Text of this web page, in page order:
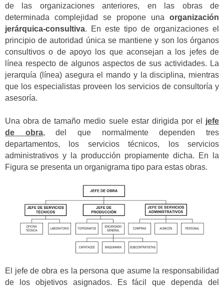
de las organizaciones anteriores, en las obras de
determinada complejidad se propone una organización
jerárquica-consultiva. En este tipo de organizaciones el
principio de autoridad única se mantiene y son los órganos
consultivos o de apoyo los que aconsejan a los jefes de
línea respecto de algunos aspectos de sus actividades. La
jerarquía (línea) asegura el mando y la disciplina, mientras
que los especialistas proveen los servicios de consultoría y
asesoría.
Una obra de tamaño medio suele estar dirigida por el jefe
de obra, del que normalmente dependen tres
departamentos, los servicios técnicos, los servicios
administrativos y la producción propiamente dicha. En la
Figura se presenta un organigrama tipo para estas obras.
El jefe de obra es la persona que asume la responsabilidad
de los objetivos asignados. Es fácil que dependa del